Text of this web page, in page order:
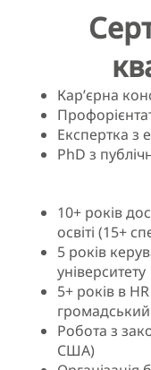
Кар’єрна
Експертка з
PhD з
10+ років
освіті (15+
5 років
університету
5+ років в
громадський
Робота з
США)